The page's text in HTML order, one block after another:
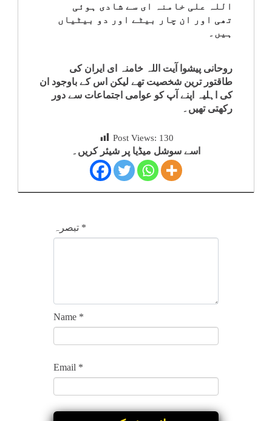
اللہ علی خامنہ ای سے شادی ہوئی
تھی اور ان چار بیٹے اور دو بیٹیاں
ہیں۔
روحانی پیشوا آیت اللہ خامنہ ای ایران کی
طاقتور ترین شخصیت تھے لیکن اس کے باوجود ان
کی اہلیہ اپنے آپ کو عوامی اجتماعات سے دور
رکھتی تھیں۔
Post Views: 130
اسے سوشل میڈیا پر شیئر کریں۔
تبصرہ *
Name *
Email *